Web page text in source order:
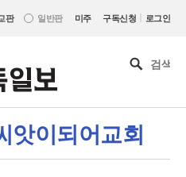
판 일반판 미주 구독신청 | 로그인
앗이되어교회